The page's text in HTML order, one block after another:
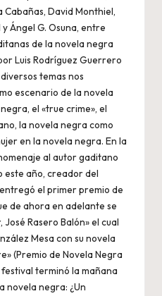
Cabañas, David Monthiel,
Ángel G. Osuna, entre
de la novela negra
Luis Rodríguez Guerrero
temas nos
escenario de la novela
el «true crime», el
la novela negra como
en la novela negra. En la
al autor gaditano
este año, creador del
el primer premio de
de ahora en adelante se
Rasero Balón» el cual
Mesa con su novela
(Premio de Novela Negra
terminó la mañana
novela negra: ¿Un